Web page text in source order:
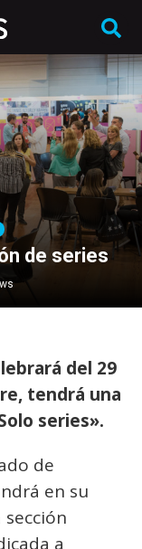
de series
del 29
tendrá una
series».
de
en su
a